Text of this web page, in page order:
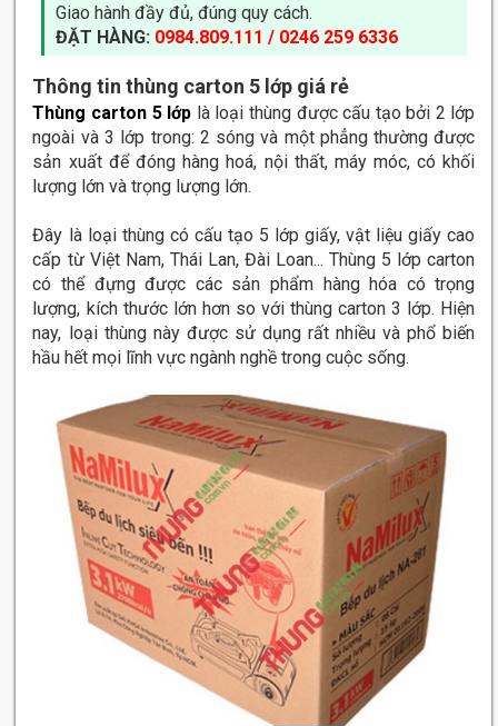
Giao hành đầy đủ, đúng quy cách.
ĐẶT HÀNG: 0984.809.111 / 0246 259 6336
Thông tin thùng carton 5 lớp giá rẻ
Thùng carton 5 lớp là loại thùng được cấu tạo bởi 2 lớp
ngoài và 3 lớp trong: 2 sóng và một phẳng thường được
sản xuất để đóng hàng hoá, nội thất, máy móc, có khối
lượng lớn và trọng lượng lớn.
Đây là loại thùng có cấu tạo 5 lớp giấy, vật liệu giấy cao
cấp từ Việt Nam, Thái Lan, Đài Loan... Thùng 5 lớp carton
có thể đựng được các sản phẩm hàng hóa có trọng
lượng, kích thước lớn hơn so với thùng carton 3 lớp. Hiện
nay, loại thùng này được sử dụng rất nhiều và phổ biến
hầu hết mọi lĩnh vực ngành nghề trong cuộc sống.